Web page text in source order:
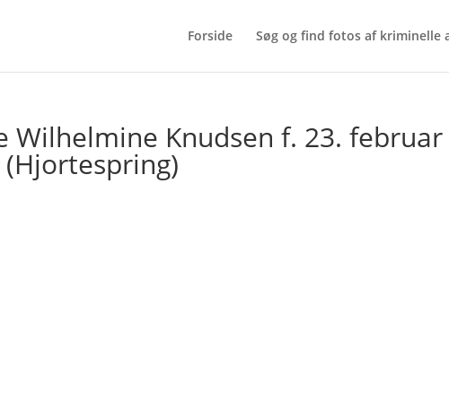
Forside Søg og find fotos af kriminelle
Wilhelmine Knudsen f. 23. februar
(Hjortespring)